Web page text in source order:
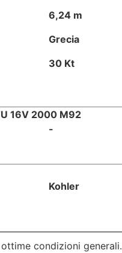
6,24 m
Grecia
30 Kt
16V 2000 M92
-
Kohler
condizioni generali.